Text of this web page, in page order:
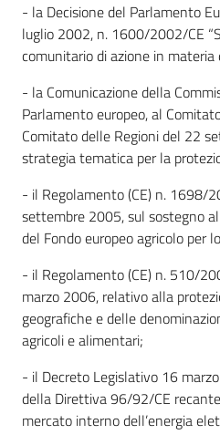
Servizi
Piani Programmi
Progetti
- la Decisione del Parlamento
luglio 2002, n. 1600/2002/CE
comunitario di azione in materia
- la Comunicazione della
Parlamento europeo, al
Comitato delle Regioni del 22
strategia tematica per la
- il Regolamento (CE) n. 1698/
settembre 2005, sul sostegno
del Fondo europeo agricolo per
- il Regolamento (CE) n. 510/
marzo 2006, relativo alla
geografiche e delle
agricoli e alimentari;
- il Decreto Legislativo 16
della Direttiva 96/92/CE
mercato interno dell’energia